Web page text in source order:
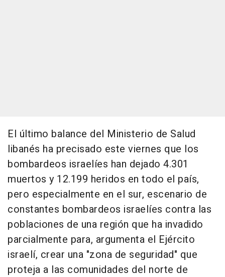
El último balance del Ministerio de Salud
libanés ha precisado este viernes que los
bombardeos israelíes han dejado 4.301
muertos y 12.199 heridos en todo el país,
pero especialmente en el sur, escenario de
constantes bombardeos israelíes contra las
poblaciones de una región que ha invadido
parcialmente para, argumenta el Ejército
israelí, crear una "zona de seguridad" que
proteja a las comunidades del norte de